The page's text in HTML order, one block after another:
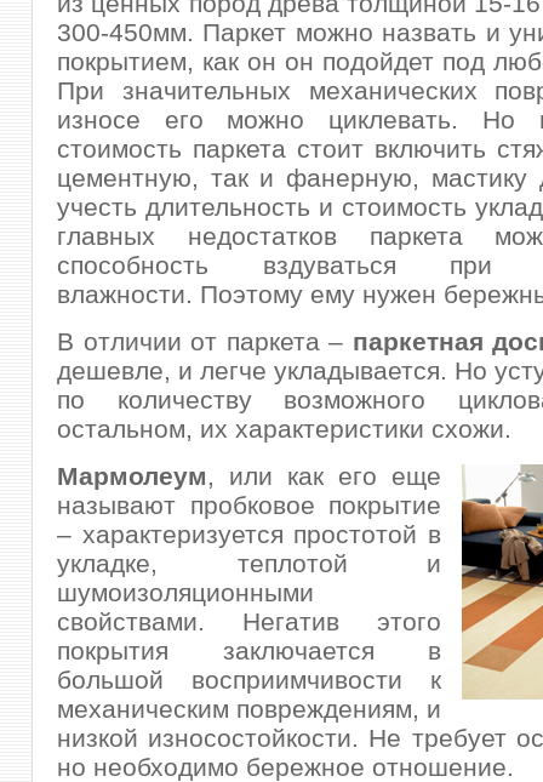
300-450мм. Паркет можно назвать и
покрытием, как он он подойдет под
При значительных механических
износе его можно циклевать.
стоимость паркета стоит включить
цементную, так и фанерную, мастику
учесть длительность и стоимость
главных недостатков паркета
способность вздуваться при
влажности. Поэтому ему нужен
В отличии от паркета – паркетная
дешевле, и легче укладывается. Но
по количеству возможного
остальном, их характеристики схожи.
Мармолеум, или как его еще
называют пробковое покрытие
– характеризуется простотой в
укладке, теплотой и
шумоизоляционными
свойствами. Негатив этого
покрытия заключается в
большой восприимчивости к
механическим повреждениям, и
низкой износостойкости. Не требует
но необходимо бережное отношение.